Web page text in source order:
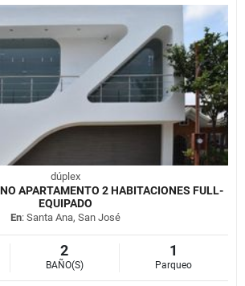
dúplex
APARTAMENTO 2 HABITACIONES FULL-
EQUIPADO
En: Santa Ana, San José
2
BAÑO(S)
1
Parqueo